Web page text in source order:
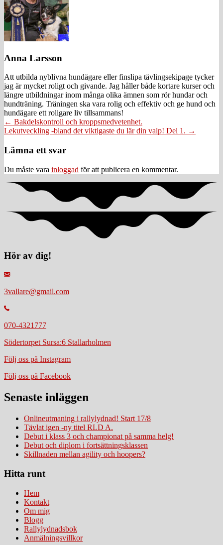
Anna Larsson
Att utbilda nyblivna hundägare eller finslipa tävlingsekipage tycker
jag är mycket roligt och givande. Jag håller både kortare kurser och
längre utbildningar inom många olika ämnen som rör hundar och
hundträning. Träningen ska vara rolig och effektiv och ge hund och
hundägare ett roligare liv tillsammans!
Posts
navigation
← Bakdelskontroll och kroppsmedvetenhet.
Lekutveckling -bland det viktigaste du lär din valp! Del 1. →
Läsarkommentarer
Lämna ett svar
Du måste vara inloggad för att publicera en kommentar.
Hör av dig!
3vallare@gmail.com
070-4321777
Södertorpet Sursa:6 Stallarholmen
Följ oss på Instagram
Följ oss på Facebook
Senaste inläggen
Onlineutmaning i rallylydnad! Start 17/8
Tävlat igen -ny titel RLD A.
Debut i klass 3 och championat på samma helg!
Debut och diplom i fortsättningsklassen
Skillnaden mellan agility och hoopers?
Hitta runt
Hem
Kontakt
Om mig
Blogg
Rallylydnadsbok
Anmälningsvillkor